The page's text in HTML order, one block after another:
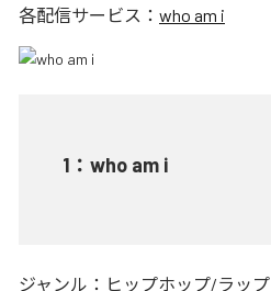
各配信サービス： who am i
1 ： who am i
ジャンル： ヒップホップ/ラップ